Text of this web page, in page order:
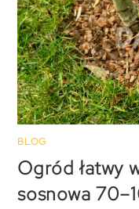
BLOG
Ogród łatwy
sosnowa